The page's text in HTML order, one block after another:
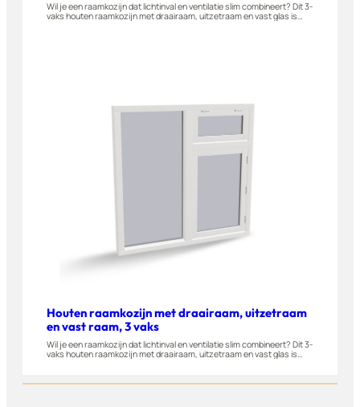
Wil je een raamkozijn dat lichtinval en ventilatie slim combineert? Dit 3-
vaks houten raamkozijn met draairaam, uitzetraam en vast glas is
Houten raamkozijn met draairaam, uitzetraam
en vast raam, 3 vaks
Wil je een raamkozijn dat lichtinval en ventilatie slim combineert? Dit 3-
vaks houten raamkozijn met draairaam, uitzetraam en vast glas is
raam eenvoudig zelf samen in onze 3D-configurator.